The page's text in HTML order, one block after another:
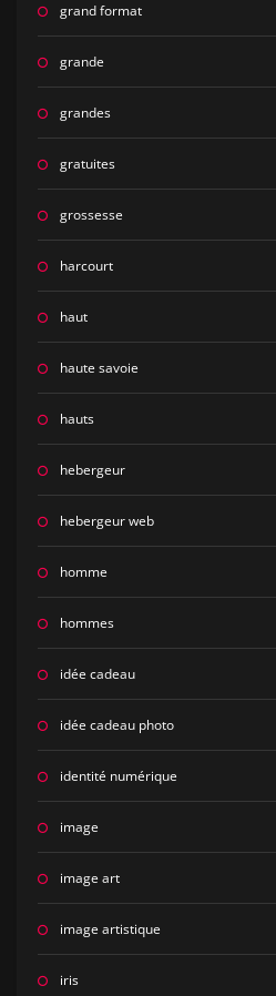
grand format
grande
grandes
gratuites
grossesse
harcourt
haut
haute savoie
hauts
hebergeur
hebergeur web
homme
hommes
idée cadeau
idée cadeau photo
identité numérique
image
image art
image artistique
iris